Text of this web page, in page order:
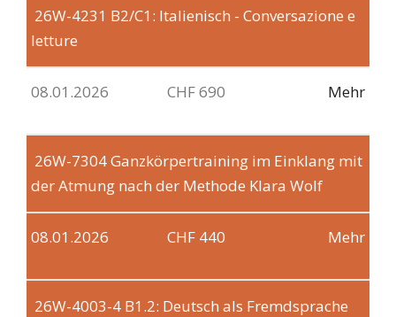
26W-4231 B2/C1: Italienisch - Conversazione e
letture
08.01.2026 CHF 690 Mehr
26W-7304Ganzkörpertraining im Einklang mit
der Atmung nach der Methode Klara Wolf
08.01.2026 CHF 440 Mehr
26W-4003-4 B1.2: Deutsch als Fremdsprache